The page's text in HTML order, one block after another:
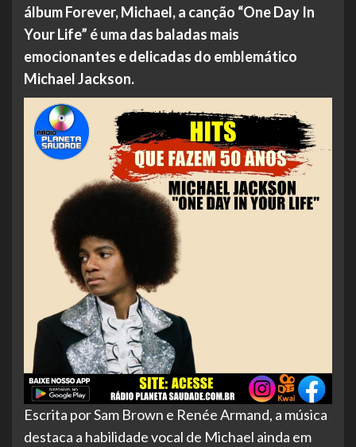
álbum Forever, Michael, a canção “One Day In
Your Life” é uma das baladas mais
emocionantes e delicadas do emblemático
Michael Jackson.
Escrita por Sam Brown e Renée Armand, a música
destaca a habilidade vocal de Michael ainda em